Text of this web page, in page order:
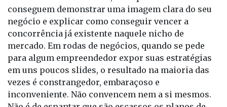
negócio e explicar como conseguir vencer a
concorrência já existente naquele nicho de
mercado. Em rodas de negócios, quando se pede
para algum empreendedor expor suas estratégias
em uns poucos slides, o resultado na maioria das
vezes é constrangedor, embaraçoso e
inconveniente. Não convencem nem a si mesmos.
Não é de espantar que são escassos os planos de
negócios estratégicos capazes de serem